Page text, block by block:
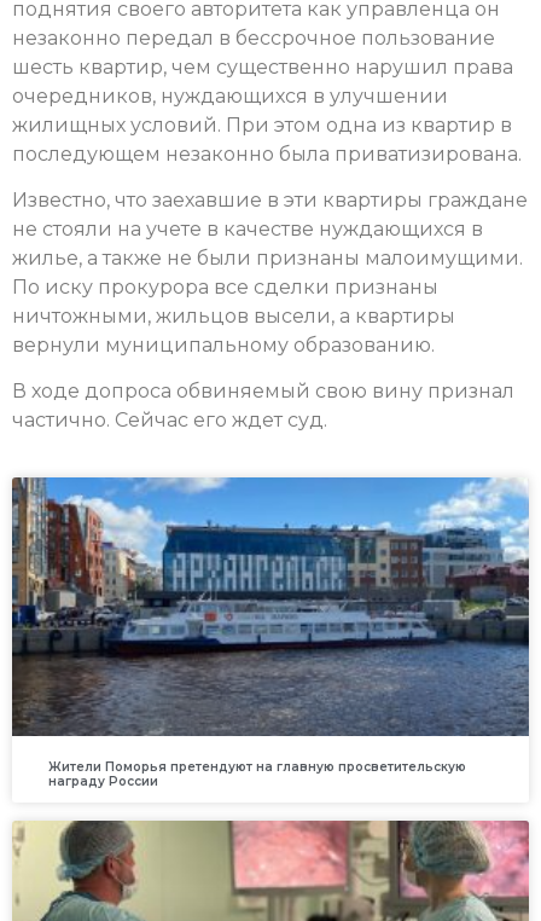
поднятия своего авторитета как управленца он
незаконно передал в бессрочное пользование
шесть квартир, чем существенно нарушил права
очередников, нуждающихся в улучшении
жилищных условий. При этом одна из квартир в
последующем незаконно была приватизирована.
Известно, что заехавшие в эти квартиры граждане
не стояли на учете в качестве нуждающихся в
жилье, а также не были признаны малоимущими.
По иску прокурора все сделки признаны
ничтожными, жильцов высели, а квартиры
вернули муниципальному образованию.
В ходе допроса обвиняемый свою вину признал
частично. Сейчас его ждет суд.
Жители Поморья претендуют на главную просветительскую
награду России